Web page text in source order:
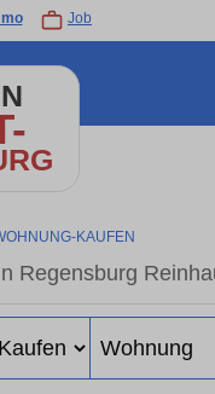
Job
KAUFEN
Regensburg